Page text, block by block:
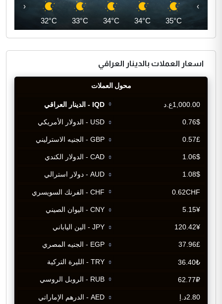
35°C
34°C
34°C
33°C
32°C
‹ ›
اسعار العملات بالدينار العراقي